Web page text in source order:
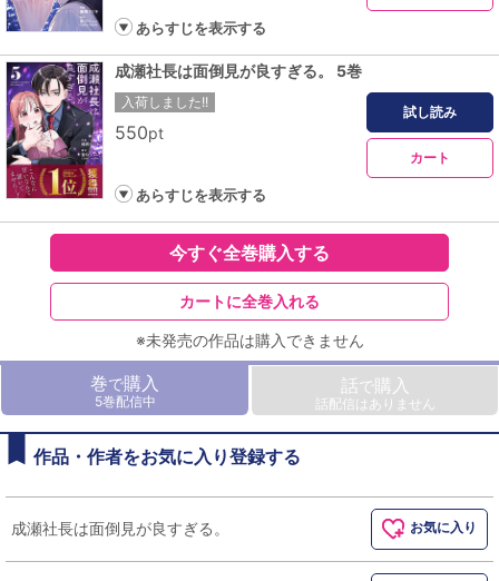
あらすじを表示する
成瀬社長は面倒見が良すぎる。 5巻
入荷しました!!
550pt
試し読み
カート
あらすじを表示する
今すぐ全巻購入する
カートに全巻入れる
※未発売の作品は購入できません
巻で購入
5巻配信中
話で購入
話配信はありません
作品・作者をお気に入り登録する
成瀬社長は面倒見が良すぎる。 お気に入り